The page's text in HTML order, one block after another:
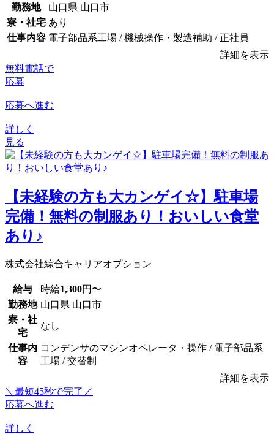
勤務地
山口県 山口市
寮・社宅 あり
仕事内容 電子部品系工場 / 機械操作・製造補助 / 正社員
詳細を表示
無料電話で
応募
応募へ進む
詳しく
見る
【未経験の方も大カンゲイ☆】駐車場
完備！無料の制服あり！おいしい食堂
あり♪
株式会社綜合キャリアオプション
給与 時給1,300円〜
勤務地 山口県 山口市
寮・社
宅
なし
仕事内
容
コンデンサのマシンオペレータ・操作 / 電子部品系
工場 / 交替制
詳細を表示
＼最短45秒で完了／
応募へ進む
詳しく